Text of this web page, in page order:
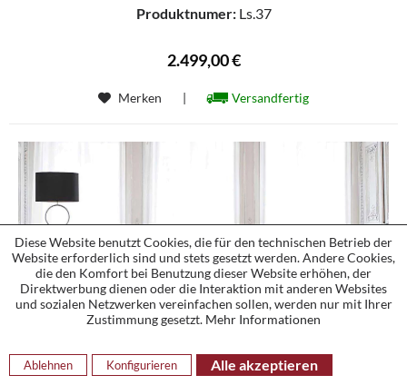
Produktnumer:Ls.37
2.499,00 €
Merken | Versandfertig
Diese Website benutzt Cookies, die für den technischen Betrieb der
Website erforderlich sind und stets gesetzt werden. Andere Cookies,
die den Komfort bei Benutzung dieser Website erhöhen, der
Direktwerbung dienen oder die Interaktion mit anderen Websites
und sozialen Netzwerken vereinfachen sollen, werden nur mit Ihrer
Zustimmung gesetzt. Mehr Informationen
Ablehnen Alle akzeptieren
Konfigurieren